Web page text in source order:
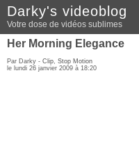
Darky's videoblog
Votre dose de vidéos sublimes
Her Morning Elegance
Par Darky - Clip, Stop Motion
le lundi 26 janvier 2009 à 18:20